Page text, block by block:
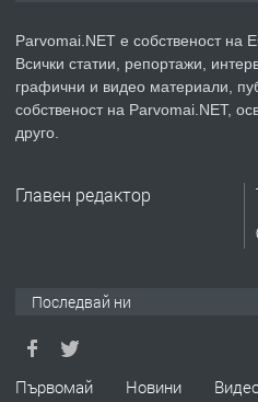
ПРЕДЛАГА Уроци по
Parvomai.NET е собственост
Всички статии, репортажи,
графични и видео материали,
собственост на Parvomai.NET,
друго.
Главен редактор
Последвай ни
Първомай Новини